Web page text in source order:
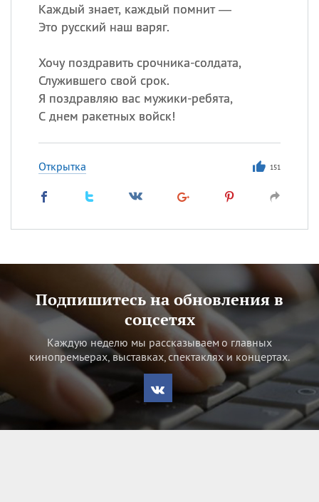
Каждый знает, каждый помнит —
Это русский наш варяг.
Хочу поздравить срочника-солдата,
Служившего свой срок.
Я поздравляю вас мужики-ребята,
С днем ракетных войск!
Открытка 151
Подпишитесь на обновления в
соцсетях
Каждую неделю мы рассказываем о главных
кинопремьерах, выставках, спектаклях и концертах.